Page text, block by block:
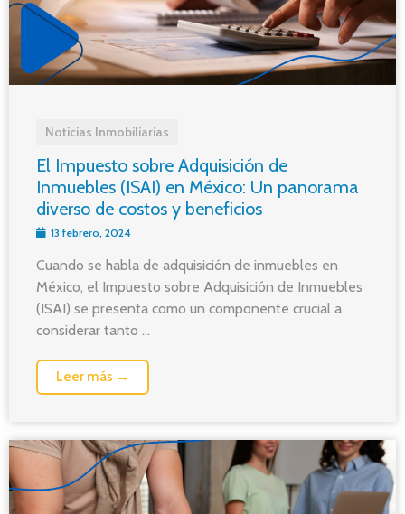
Noticias Inmobiliarias
El Impuesto sobre Adquisición de
Inmuebles (ISAI) en México: Un panorama
diverso de costos y beneficios
13 febrero, 2024
Cuando se habla de adquisición de inmuebles en
México, el Impuesto sobre Adquisición de Inmuebles
(ISAI) se presenta como un componente crucial a
considerar tanto ...
Leer más →